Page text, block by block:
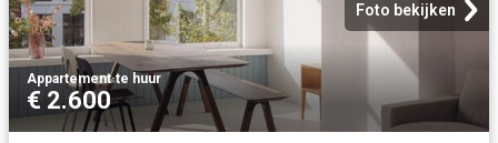
Foto bekijken
Appartement·te huur
€ 2.600